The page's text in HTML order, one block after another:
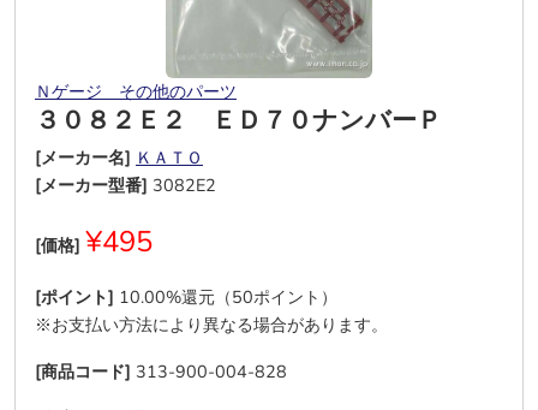
Ｎゲージ その他のパーツ
３０８２Ｅ２ ＥＤ７０ナンバーＰ
[メーカー名] ＫＡＴＯ
[メーカー型番] 3082E2
[価格] ¥495
[ポイント] 10.00%還元（50ポイント）
※お支払い方法により異なる場合があります。
[商品コード] 313-900-004-828